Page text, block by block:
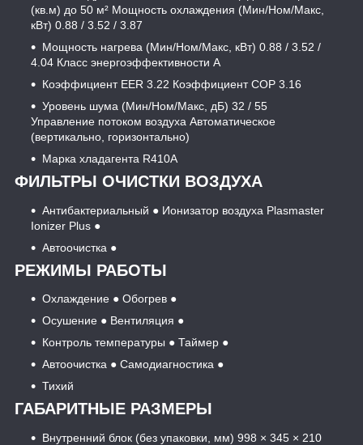
(кв.м) до 50 м² Мощность охлаждения (Мин/Ном/Макс,
кВт) 0.88 / 3.52 / 3.87
Мощность нагрева (Мин/Ном/Макс, кВт) 0.88 / 3.52 /
4.04 Класс энергоэффективности А
Коэффициент EER 3.22 Коэффициент COP 3.16
Уровень шума (Мин/Ном/Макс, дБ) 32 / 55
Управление потоком воздуха Автоматическое
(вертикально, горизонтально)
Марка хладагента R410A
ФИЛЬТРЫ ОЧИСТКИ ВОЗДУХА
Антибактериальный ● Ионизатор воздуха Plasmaster
Ionizer Plus ●
Автоочистка ●
РЕЖИМЫ РАБОТЫ
Охлаждение ● Обогрев ●
Осушение ● Вентиляция ●
Контроль температуры ● Таймер ●
Автоочистка ● Самодиагностика ●
Тихий
ГАБАРИТНЫЕ РАЗМЕРЫ
Внутренний блок (без упаковки, мм) 998 × 345 × 210